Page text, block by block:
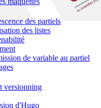
des partiels
des listes
de variable au partiel
versionning
d'Hugo